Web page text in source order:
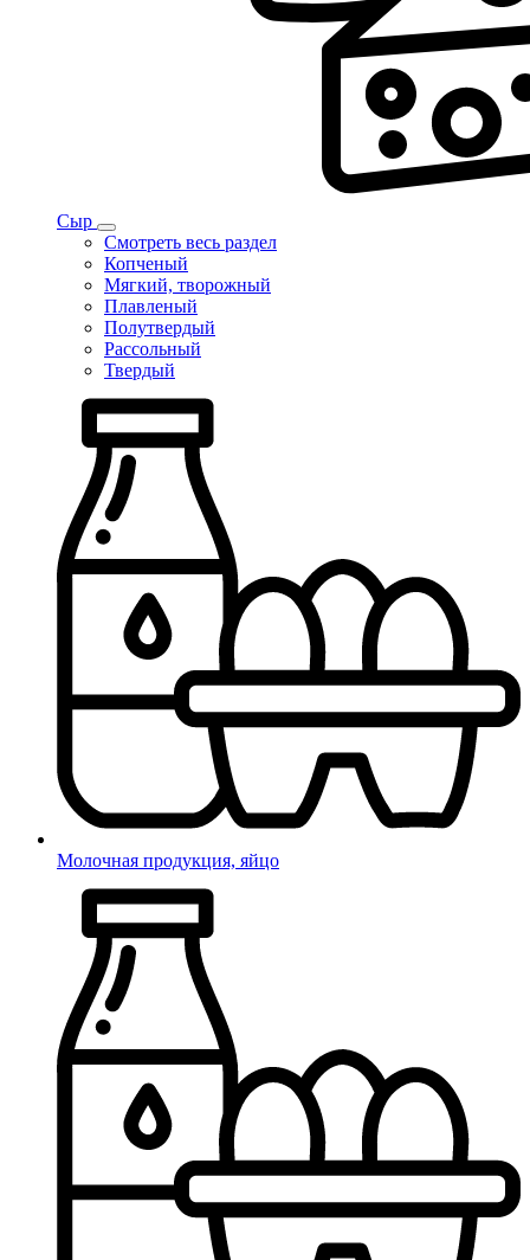
Сыр
Смотреть весь раздел
Копченый
Мягкий, творожный
Плавленый
Полутвердый
Рассольный
Твердый
Молочная продукция, яйцо